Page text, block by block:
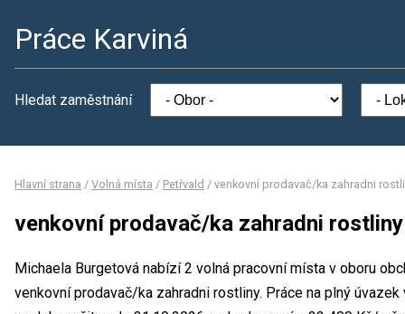
Práce Karviná
Hledat zaměstnání
Hlavní strana / Volná místa / Petřvald / venkovní prodavač/ka zahradni
venkovní prodavač/ka zahradni rostliny
Michaela Burgetová nabízí 2 volná pracovní místa v oboru
venkovní prodavač/ka zahradni rostliny. Práce na plný